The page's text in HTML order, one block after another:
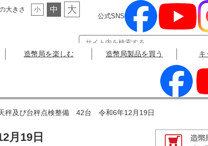
大きさ 小 中 大
公式SNS
造幣局を楽しむ 造幣局製品を買う キ
秤及び台秤点検整備 42台 令和6年12月19日
月19日